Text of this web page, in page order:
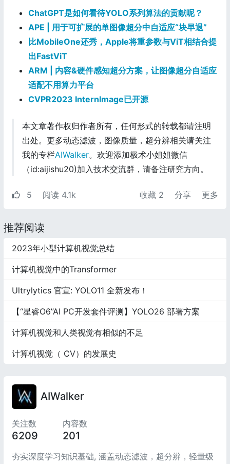
ChatGPT是如何看待YOLO系列算法的贡献呢？
APE | 用于可扩展的单图像超分中自适应“块早退”
比MobileOne还秀，Apple将重参数与ViT相结合提
出FastViT
ARM | 内容&硬件感知超分方案，让图像超分自适应
适配不用算力平台
CVPR2023 InternImage已开源
本文章著作权归作者所有，任何形式的转载都请注明
出处。更多动态滤波，图像质量，超分辨相关请关注
我的专栏AIWalker。欢迎添加极术小姐姐微信
（id:aijishu20)加入技术交流群，请备注研究方向。
5 阅读 4.1k 收藏 2 分享 更多
推荐阅读
2023年小型计算机视觉总结
计算机视觉中的Transformer
Ultrylytics 官宣: YOLO11 全新发布！
【“星睿O6”AI PC开发套件评测】YOLO26 部署方案
计算机视觉和人类视觉有相似的不足
计算机视觉（ CV）的发展史
AIWalker
关注数
6209
内容数
201
夯实深度学习知识基础, 涵盖动态滤波，超分辨，轻量级